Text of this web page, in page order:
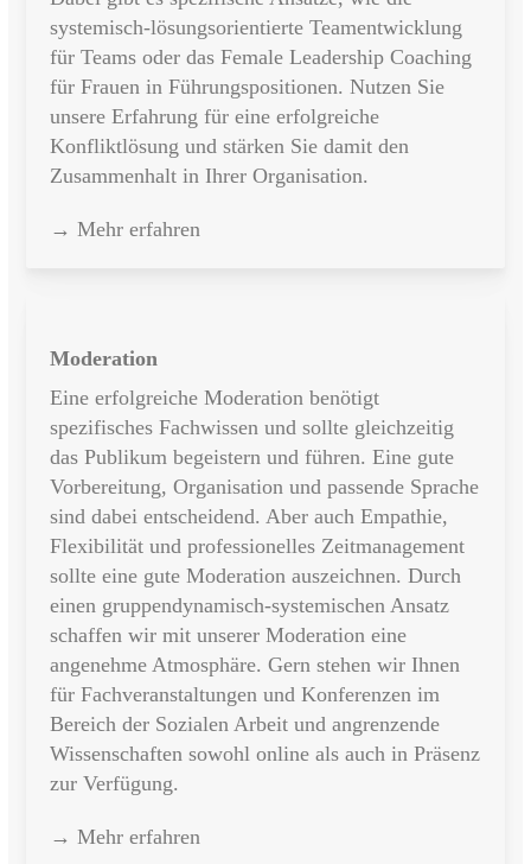
systemisch-lösungsorientierte Teamentwicklung
für Teams oder das Female Leadership Coaching
für Frauen in Führungspositionen. Nutzen Sie
unsere Erfahrung für eine erfolgreiche
Konfliktlösung und stärken Sie damit den
Zusammenhalt in Ihrer Organisation.
→ Mehr erfahren
Moderation
Eine erfolgreiche Moderation benötigt
spezifisches Fachwissen und sollte gleichzeitig
das Publikum begeistern und führen. Eine gute
Vorbereitung, Organisation und passende Sprache
sind dabei entscheidend. Aber auch Empathie,
Flexibilität und professionelles Zeitmanagement
sollte eine gute Moderation auszeichnen. Durch
einen gruppendynamisch-systemischen Ansatz
schaffen wir mit unserer Moderation eine
angenehme Atmosphäre. Gern stehen wir Ihnen
für Fachveranstaltungen und Konferenzen im
Bereich der Sozialen Arbeit und angrenzende
Wissenschaften sowohl online als auch in Präsenz
zur Verfügung.
→ Mehr erfahren